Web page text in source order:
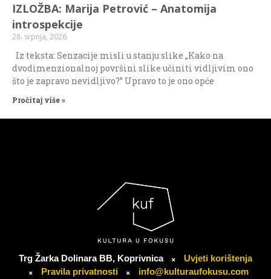
IZLOŽBA: Marija Petrović – Anatomija
introspekcije
28. srpnja, 2026.
Iz teksta: Senzacije misli u stanju slike „Kako na
dvodimenzionalnoj površini slike učiniti vidljivim ono
što je zapravo nevidljivo?” Upravo to je ono opće
Pročitaj više »
Trg Žarka Dolinara BB, Koprivnica
Uvjeti korištenja
Pravila privatnosti
info@kulturaufokusu.com